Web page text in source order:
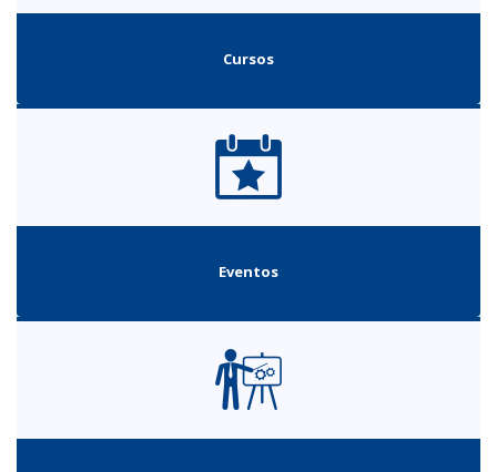
Cursos
Eventos